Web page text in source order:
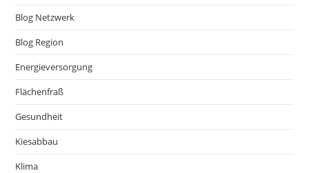
Blog Netzwerk
Blog Region
Energieversorgung
Flächenfraß
Gesundheit
Kiesabbau
Klima